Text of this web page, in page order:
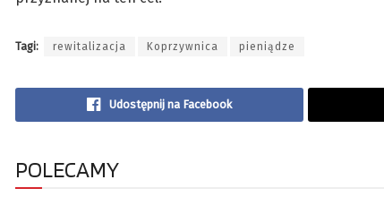
Tagi: rewitalizacja Koprzywnica pieniądze
Udostępnij na Facebook
POLECAMY